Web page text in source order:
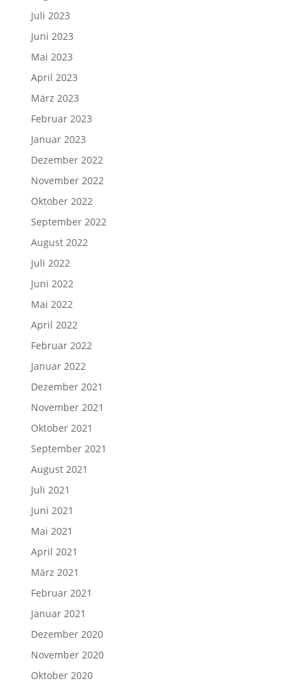
Juli 2023
Juni 2023
Mai 2023
April 2023
März 2023
Februar 2023
Januar 2023
Dezember 2022
November 2022
Oktober 2022
September 2022
August 2022
Juli 2022
Juni 2022
Mai 2022
April 2022
Februar 2022
Januar 2022
Dezember 2021
November 2021
Oktober 2021
September 2021
August 2021
Juli 2021
Juni 2021
Mai 2021
April 2021
März 2021
Februar 2021
Januar 2021
Dezember 2020
November 2020
Oktober 2020